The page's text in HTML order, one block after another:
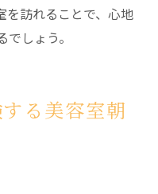
を訪れることで、心地
しょう。
る美容室朝